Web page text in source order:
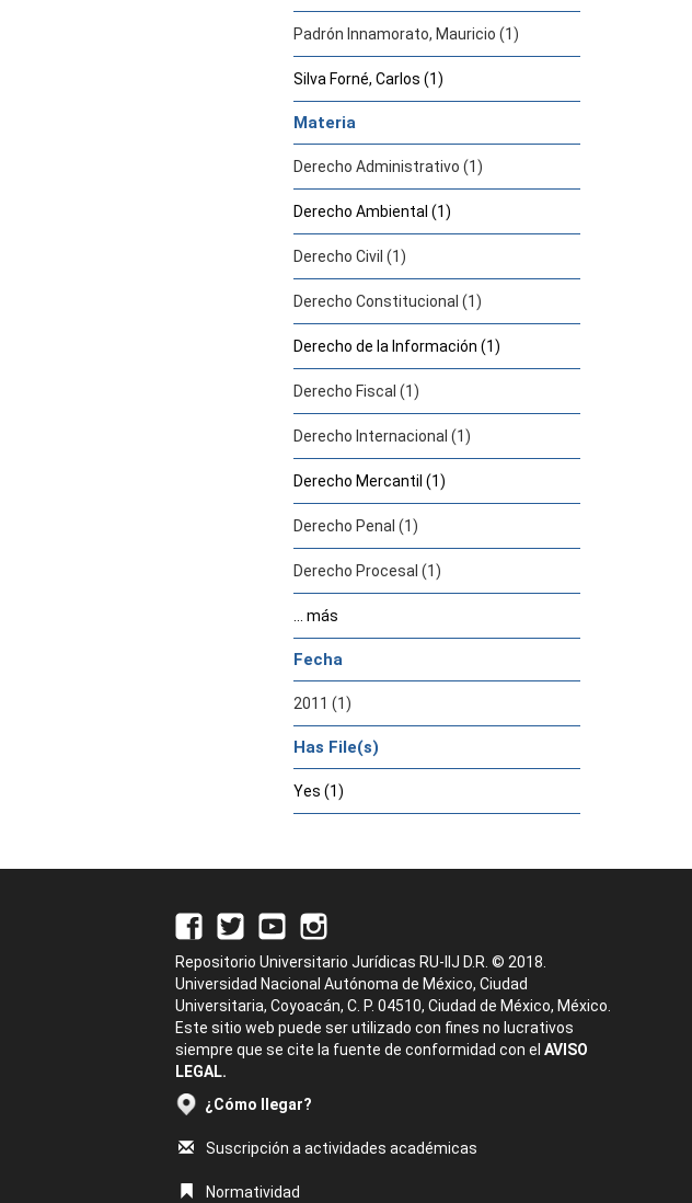
Padrón Innamorato, Mauricio (1)
Silva Forné, Carlos (1)
Materia
Derecho Administrativo (1)
Derecho Ambiental (1)
Derecho Civil (1)
Derecho Constitucional (1)
Derecho de la Información (1)
Derecho Fiscal (1)
Derecho Internacional (1)
Derecho Mercantil (1)
Derecho Penal (1)
Derecho Procesal (1)
... más
Fecha
2011 (1)
Has File(s)
Yes (1)
Repositorio Universitario Jurídicas RU-IIJ D.R. © 2018.
Universidad Nacional Autónoma de México, Ciudad
Universitaria, Coyoacán, C. P. 04510, Ciudad de México, México.
Este sitio web puede ser utilizado con fines no lucrativos
siempre que se cite la fuente de conformidad con el AVISO
LEGAL.
¿Cómo llegar?
Suscripción a actividades académicas
Normatividad